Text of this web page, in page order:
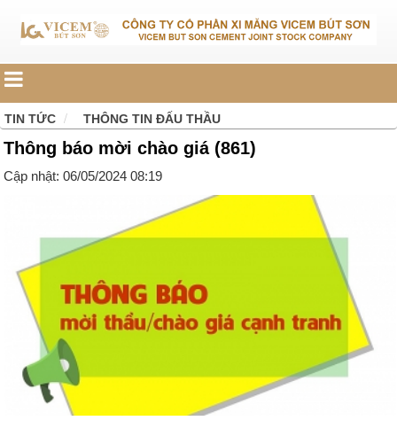
TIN TỨC THÔNG TIN ĐẤU THẦU
Thông báo mời chào giá (861)
Cập nhật: 06/05/2024 08:19